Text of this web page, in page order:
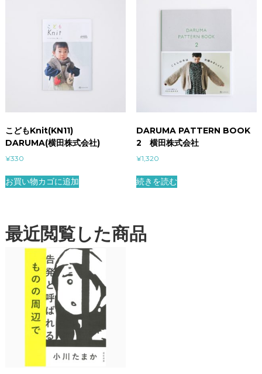
こどもKnit(KN11)
DARUMA(横田株式会社)
¥330
お買い物カゴに追加
DARUMA PATTERN BOOK
2 横田株式会社
¥1,320
続きを読む
最近閲覧した商品